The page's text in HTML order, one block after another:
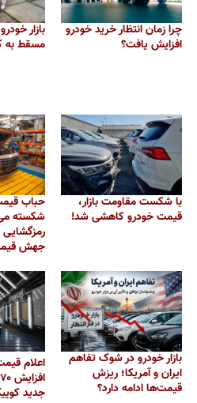
چرا زمان انتظار خرید خودرو
افزایش یافت؟
بازار
مسقط به
با شکست مقاومت بازار،
قیمت خودرو کاهشی شد!
حباب
شکسته
جهش
بازار خودرو در شوک تفاهم
ایران و آمریکا؛ ریزش
قیمت‌ها ادامه دارد؟
اعلام
جدید